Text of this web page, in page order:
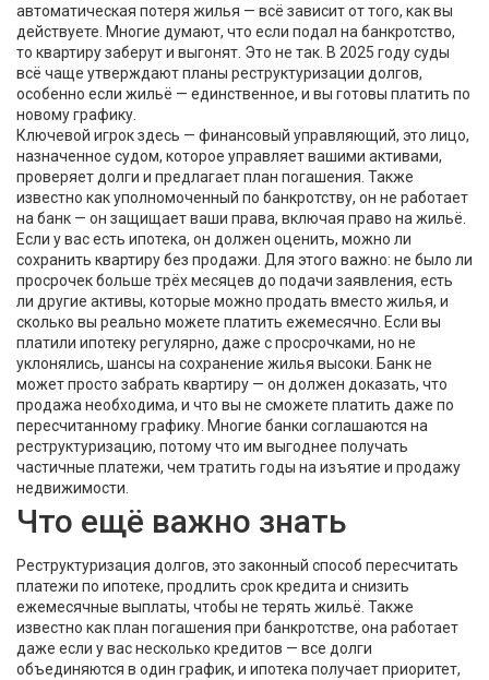
автоматическая потеря жилья — всё зависит от того, как вы
действуете. Многие думают, что если подал на банкротство,
то квартиру заберут и выгонят. Это не так. В 2025 году суды
всё чаще утверждают планы реструктуризации долгов,
особенно если жильё — единственное, и вы готовы платить по
новому графику.
Ключевой игрок здесь — финансовый управляющий, это лицо,
назначенное судом, которое управляет вашими активами,
проверяет долги и предлагает план погашения . Также
известно какуполномоченный по банкротству, он не работает
на банк — он защищает ваши права, включая право на жильё.
Если у вас есть ипотека, он должен оценить, можно ли
сохранить квартиру без продажи. Для этого важно: не было ли
просрочек больше трёх месяцев до подачи заявления, есть
ли другие активы, которые можно продать вместо жилья, и
сколько вы реально можете платить ежемесячно. Если вы
платили ипотеку регулярно, даже с просрочками, но не
уклонялись, шансы на сохранение жилья высоки. Банк не
может просто забрать квартиру — он должен доказать, что
продажа необходима, и что вы не сможете платить даже по
пересчитанному графику. Многие банки соглашаются на
реструктуризацию, потому что им выгоднее получать
частичные платежи, чем тратить годы на изъятие и продажу
недвижимости.
Что ещё важно знать
Реструктуризация долгов, это законный способ пересчитать
платежи по ипотеке, продлить срок кредита и снизить
ежемесячные выплаты, чтобы не терять жильё . Также
известно какплан погашения при банкротстве, она работает
даже если у вас несколько кредитов — все долги
объединяются в один график, и ипотека получает приоритет,